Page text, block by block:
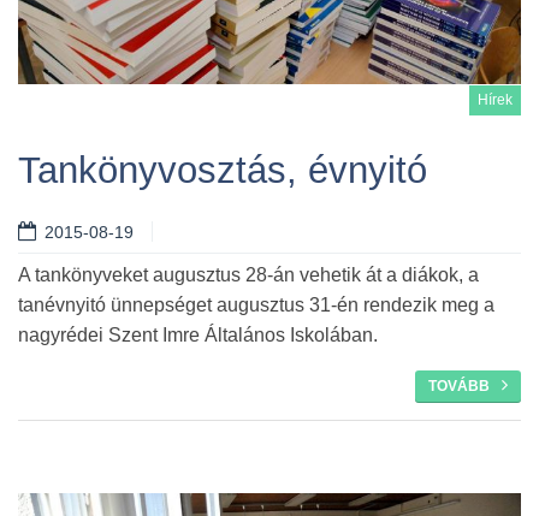
Hírek
Tankönyvosztás, évnyitó
2015-08-19
A tankönyveket augusztus 28-án vehetik át a diákok, a
tanévnyitó ünnepséget augusztus 31-én rendezik meg a
nagyrédei Szent Imre Általános Iskolában.
TOVÁBB